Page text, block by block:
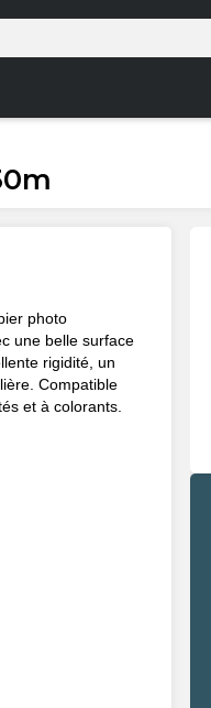
photo
une belle surface
rigidité, un
Compatible
et à colorants.